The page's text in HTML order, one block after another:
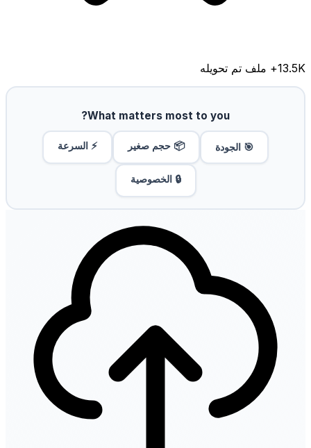
13.5K+ ملف تم تحويله
What matters most to you?
🎯 الجودة 📦 حجم صغير ⚡ السرعة
🔒 الخصوصية